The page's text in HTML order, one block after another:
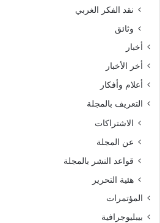
نقد الفكر الغربي
وثائق
أخبار
أخر الأخبار
أعلام وأفكار
التعريف بالمجلة
الاشتراكات
عن المجلة
قواعد النشر بالمجلة
هئية التحرير
المؤتمرات
بيبليوجرافية